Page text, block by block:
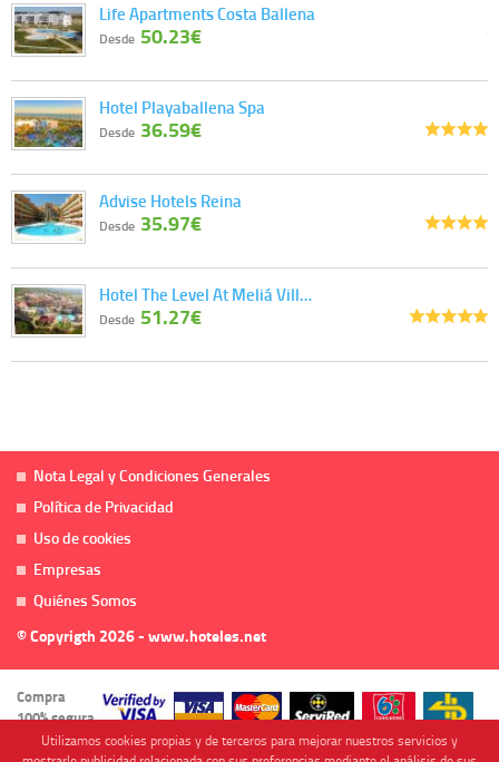
Life Apartments Costa Ballena
Desde 50.23€
Hotel Playaballena Spa
Desde 36.59€
Advise Hotels Reina
Desde 35.97€
Hotel The Level At Meliá Vill…
Desde 51.27€
Nota Legal y Condiciones Generales
Política de Privacidad
Uso de cookies
Empresas
Quiénes Somos
© Copyrigth 2026 - www.hoteles.net
Compra
100% segura
Utilizamos cookies propias y de terceros para mejorar nuestros servicios y